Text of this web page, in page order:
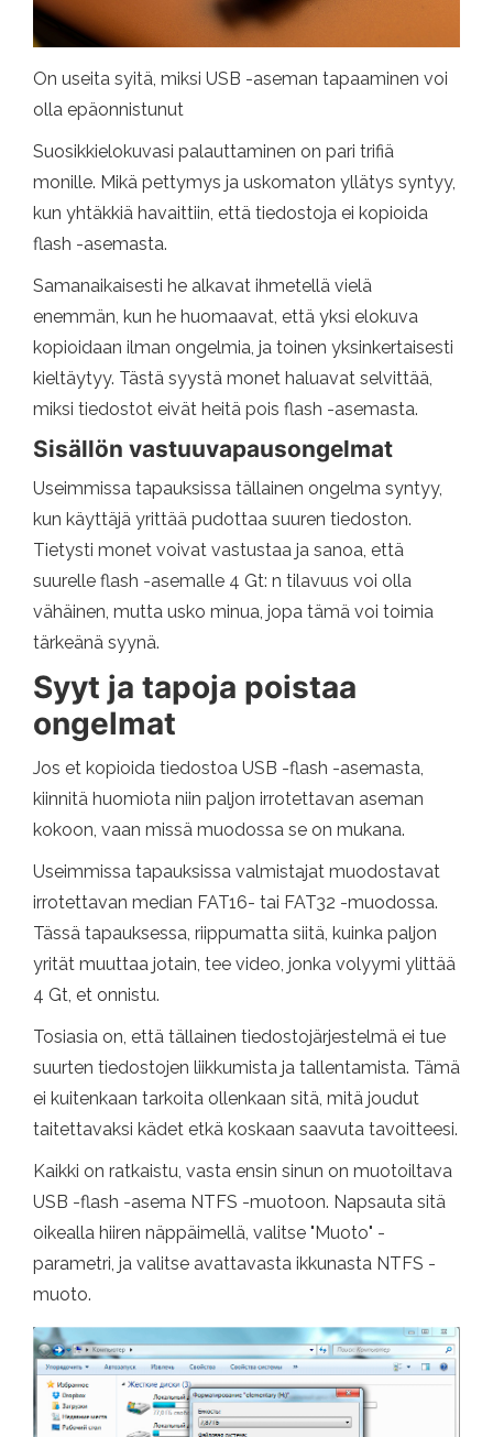
On useita syitä, miksi USB -aseman tapaaminen voi
olla epäonnistunut
Suosikkielokuvasi palauttaminen on pari trifiä
monille. Mikä pettymys ja uskomaton yllätys syntyy,
kun yhtäkkiä havaittiin, että tiedostoja ei kopioida
flash -asemasta.
Samanaikaisesti he alkavat ihmetellä vielä
enemmän, kun he huomaavat, että yksi elokuva
kopioidaan ilman ongelmia, ja toinen yksinkertaisesti
kieltäytyy. Tästä syystä monet haluavat selvittää,
miksi tiedostot eivät heitä pois flash -asemasta.
Sisällön vastuuvapausongelmat
Useimmissa tapauksissa tällainen ongelma syntyy,
kun käyttäjä yrittää pudottaa suuren tiedoston.
Tietysti monet voivat vastustaa ja sanoa, että
suurelle flash -asemalle 4 Gt: n tilavuus voi olla
vähäinen, mutta usko minua, jopa tämä voi toimia
tärkeänä syynä.
Syyt ja tapoja poistaa
ongelmat
Jos et kopioida tiedostoa USB -flash -asemasta,
kiinnitä huomiota niin paljon irrotettavan aseman
kokoon, vaan missä muodossa se on mukana.
Useimmissa tapauksissa valmistajat muodostavat
irrotettavan median FAT16- tai FAT32 -muodossa.
Tässä tapauksessa, riippumatta siitä, kuinka paljon
yrität muuttaa jotain, tee video, jonka volyymi ylittää
4 Gt, et onnistu.
Tosiasia on, että tällainen tiedostojärjestelmä ei tue
suurten tiedostojen liikkumista ja tallentamista. Tämä
ei kuitenkaan tarkoita ollenkaan sitä, mitä joudut
taitettavaksi kädet etkä koskaan saavuta tavoitteesi.
Kaikki on ratkaistu, vasta ensin sinun on muotoiltava
USB -flash -asema NTFS -muotoon. Napsauta sitä
oikealla hiiren näppäimellä, valitse "Muoto" -
parametri, ja valitse avattavasta ikkunasta NTFS -
muoto.